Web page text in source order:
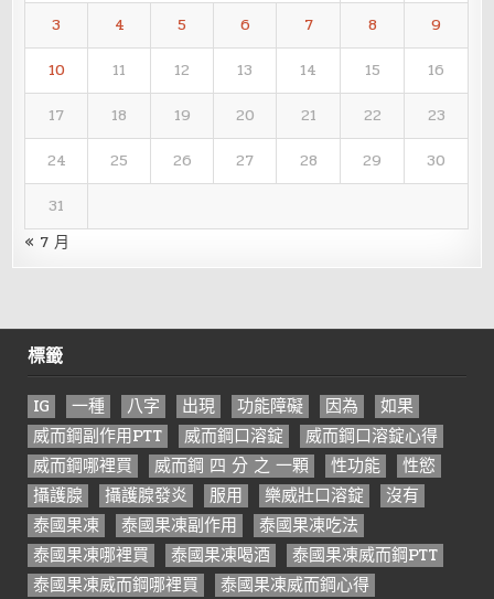
3
4 5 6 7 8
9
10
11 12 13 14 15
16
17
18 19 20 21 22
23
24
25 26 27 28 29
30
31
« 7 月
標籤
IG 一種 八字 出現 功能障礙 因為
如果
威而鋼副作用PTT
威而鋼口溶錠
威而鋼口溶錠心得
威而鋼哪裡買
威而鋼 四 分 之 一顆 性功能
性慾
攝護腺
攝護腺發炎 服用 樂威壯口溶錠
沒有
泰國果凍
泰國果凍副作用
泰國果凍吃法
泰國果凍哪裡買
泰國果凍喝酒
泰國果凍威而鋼PTT
泰國果凍威而鋼哪裡買
泰國果凍威而鋼心得